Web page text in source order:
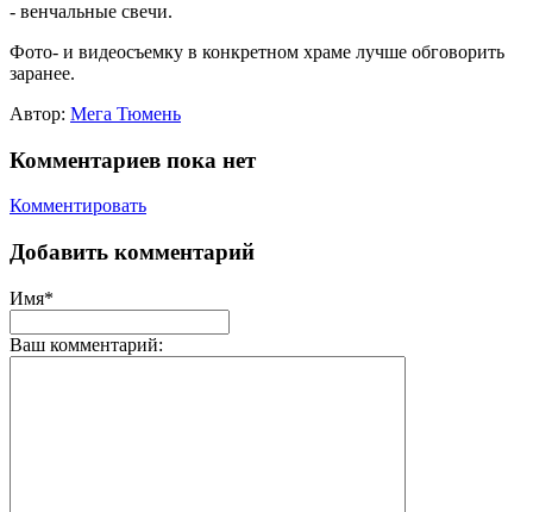
- венчальные свечи.
Фото- и видеосъемку в конкретном храме лучше обговорить
заранее.
Автор: Мега Тюмень
Комментариев пока нет
Комментировать
Добавить комментарий
Имя*
Ваш комментарий: